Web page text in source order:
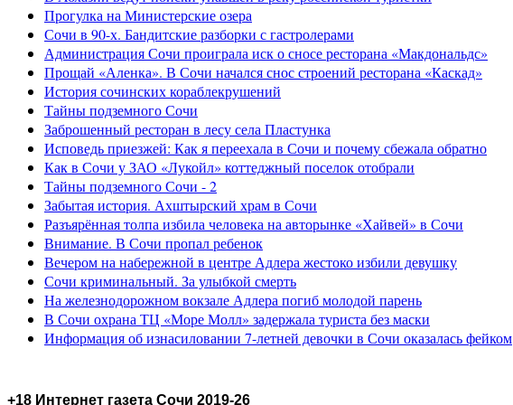
Прогулка на Министерские озера
Сочи в 90-х. Бандитские разборки с гастролерами
Администрация Сочи проиграла иск о сносе ресторана «Макдональдс»
Прощай «Аленка». В Сочи начался снос строений ресторана «Каскад»
История сочинских кораблекрушений
Тайны подземного Сочи
Заброшенный ресторан в лесу села Пластунка
Исповедь приезжей: Как я переехала в Сочи и почему сбежала обратно
Как в Сочи у ЗАО «Лукойл» коттеджный поселок отобрали
Тайны подземного Сочи - 2
Забытая история. Ахштырский храм в Сочи
Разъярённая толпа избила человека на авторынке «Хайвей» в Сочи
Внимание. В Сочи пропал ребенок
Вечером на набережной в центре Адлера жестоко избили девушку
Сочи криминальный. За улыбкой смерть
На железнодорожном вокзале Адлера погиб молодой парень
В Сочи охрана ТЦ «Море Молл» задержала туриста без маски
Информация об изнасиловании 7-летней девочки в Сочи оказалась фейком
+18 Интернет газета Сочи 2019-26